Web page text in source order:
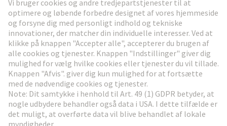
Gå til registrering
Social Media